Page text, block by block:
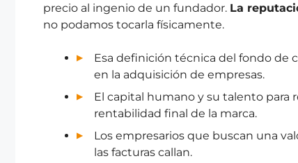
precio al ingenio de un fundador. La
no podamos tocarla físicamente.
Esa definición técnica del fondo
en la adquisición de empresas.
El capital humano y su talento
rentabilidad final de la marca.
Los empresarios que buscan una
las facturas callan.